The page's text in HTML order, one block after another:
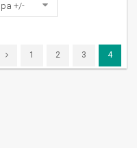
+/-
1 2 3 4